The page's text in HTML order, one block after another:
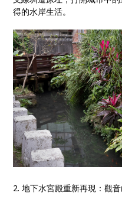
得的水岸生活。
2. 地下水宮殿重新再現：觀